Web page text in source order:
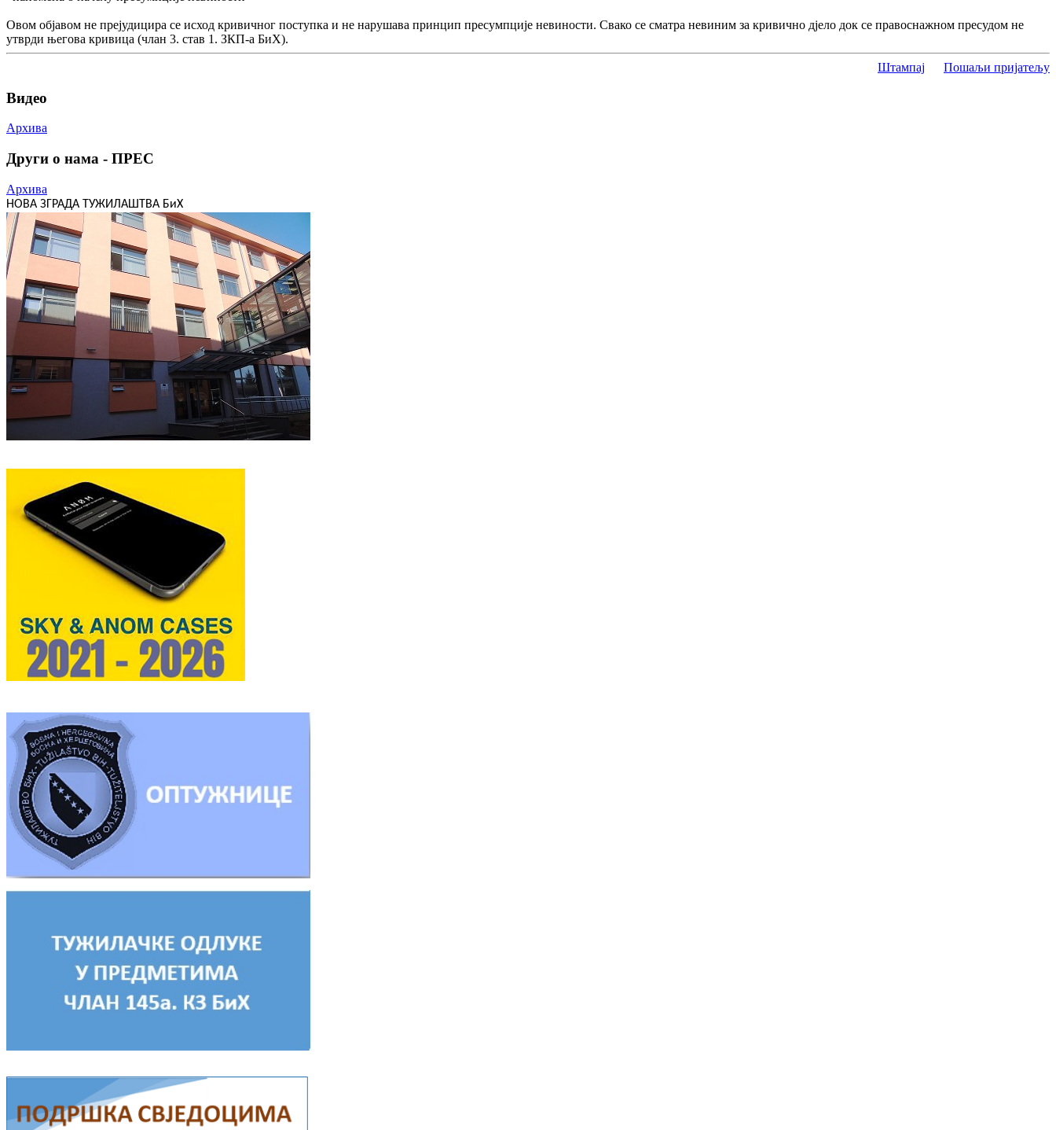
Овом објавом не прејудицира се исход кривичног поступка и не нарушава принцип пресумпције невиности. Свако се сматра невиним за кривично дјело док се правоснажном пресудом не
утврди његова кривица (члан 3. став 1. ЗКП-а БиХ).
Штампај Пошаљи пријатељу
Видео
Архива
Други о нама - ПРЕС
Архива
НОВА ЗГРАДА ТУЖИЛАШТВА БиХ